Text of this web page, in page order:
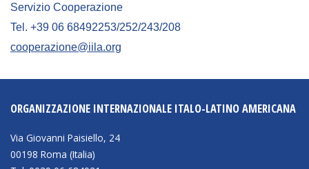
Servizio Cooperazione
Tel. +39 06 68492253/252/243/208
cooperazione@iila.org
ORGANIZZAZIONE INTERNAZIONALE ITALO-LATINO AMERICANA
Via Giovanni Paisiello, 24
00198 Roma (Italia)